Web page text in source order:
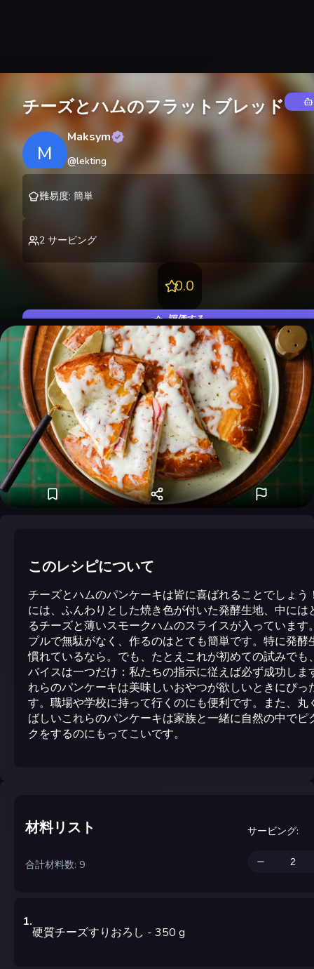
チーズとハムのフラットブレッド
M
Maksym
@lekting
難易度: 簡単
2 サービング
0.0
評価する
このレシピについて
チーズとハムのパンケーキは皆に喜ばれることでしょう
には、ふんわりとした焼き色が付いた発酵生地、中には
るチーズと薄いスモークハムのスライスが入っています
プルで無駄がなく、作るのはとても簡単です。特に発酵
慣れているなら。でも、たとえこれが初めての試みでも
バイスは一つだけ：私たちの指示に従えば必ず成功しま
れらのパンケーキは美味しいおやつが欲しいときにぴっ
す。職場や学校に持って行くのにも便利です。また、丸
ばしいこれらのパンケーキは家族と一緒に自然の中でピ
クをするのにもってこいです。
材料リスト
合計材料数: 9
サービング:
1.
硬質チーズすりおろし - 350 g